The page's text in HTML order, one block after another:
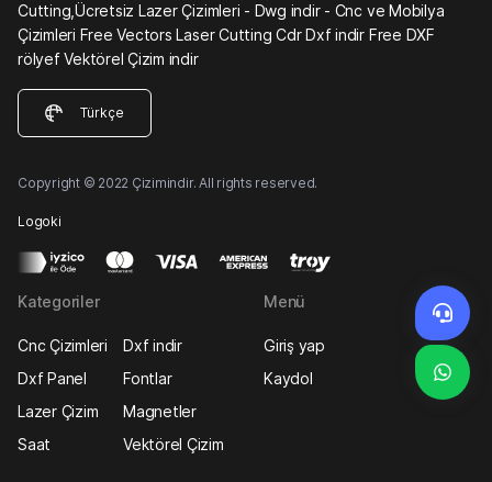
Cutting,Ücretsiz Lazer Çizimleri - Dwg indir - Cnc ve Mobilya
Çizimleri Free Vectors Laser Cutting Cdr Dxf indir Free DXF
rölyef Vektörel Çizim indir
Türkçe
Copyright © 2022 Çizimindir. All rights reserved.
Logoki
Kategoriler
Cnc Çizimleri
Dxf indir
Dxf Panel
Fontlar
Lazer Çizim
Magnetler
Saat
Vektörel Çizim
Menü
Giriş yap
Kaydol